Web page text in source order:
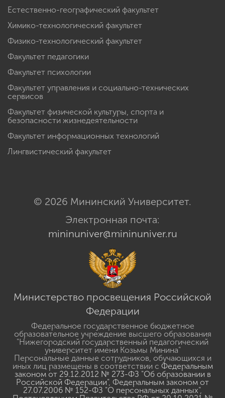
Естественно-географический факультет
Химико-технологический факультет
Физико-технологический факультет
Факультет педагогики
Факультет психологии
Факультет управления и социально-технических
сервисов
Факультет физической культуры, спорта и
безопасности жизнедеятельности
Факультет информационных технологий
Лингвистический факультет
© 2026 Мининский Университет.
Электронная почта:
mininuniver@mininuniver.ru
Министерство просвещения Российской
Федерации
Федеральное государственное бюджетное
образовательное учреждение высшего образования
"Нижегородский государственный педагогический
университет имени Козьмы Минина"
Персональные данные сотрудников, обучающихся и
иных лиц размещены в соответствии с Федеральным
законом от 29.12.2012 № 273-ФЗ "Об образовании в
Российской Федерации", Федеральным законом от
27.07.2006 № 152-ФЗ "О персональных данных",